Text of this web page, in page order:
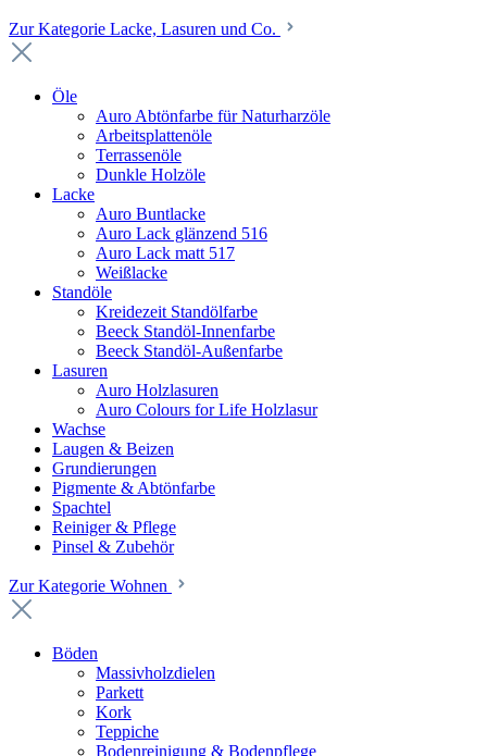
Zur Kategorie Lacke, Lasuren und Co.
Öle
Auro Abtönfarbe für Naturharzöle
Arbeitsplattenöle
Terrassenöle
Dunkle Holzöle
Lacke
Auro Buntlacke
Auro Lack glänzend 516
Auro Lack matt 517
Weißlacke
Standöle
Kreidezeit Standölfarbe
Beeck Standöl-Innenfarbe
Beeck Standöl-Außenfarbe
Lasuren
Auro Holzlasuren
Auro Colours for Life Holzlasur
Wachse
Laugen & Beizen
Grundierungen
Pigmente & Abtönfarbe
Spachtel
Reiniger & Pflege
Pinsel & Zubehör
Zur Kategorie Wohnen
Böden
Massivholzdielen
Parkett
Kork
Teppiche
Bodenreinigung & Bodenpflege